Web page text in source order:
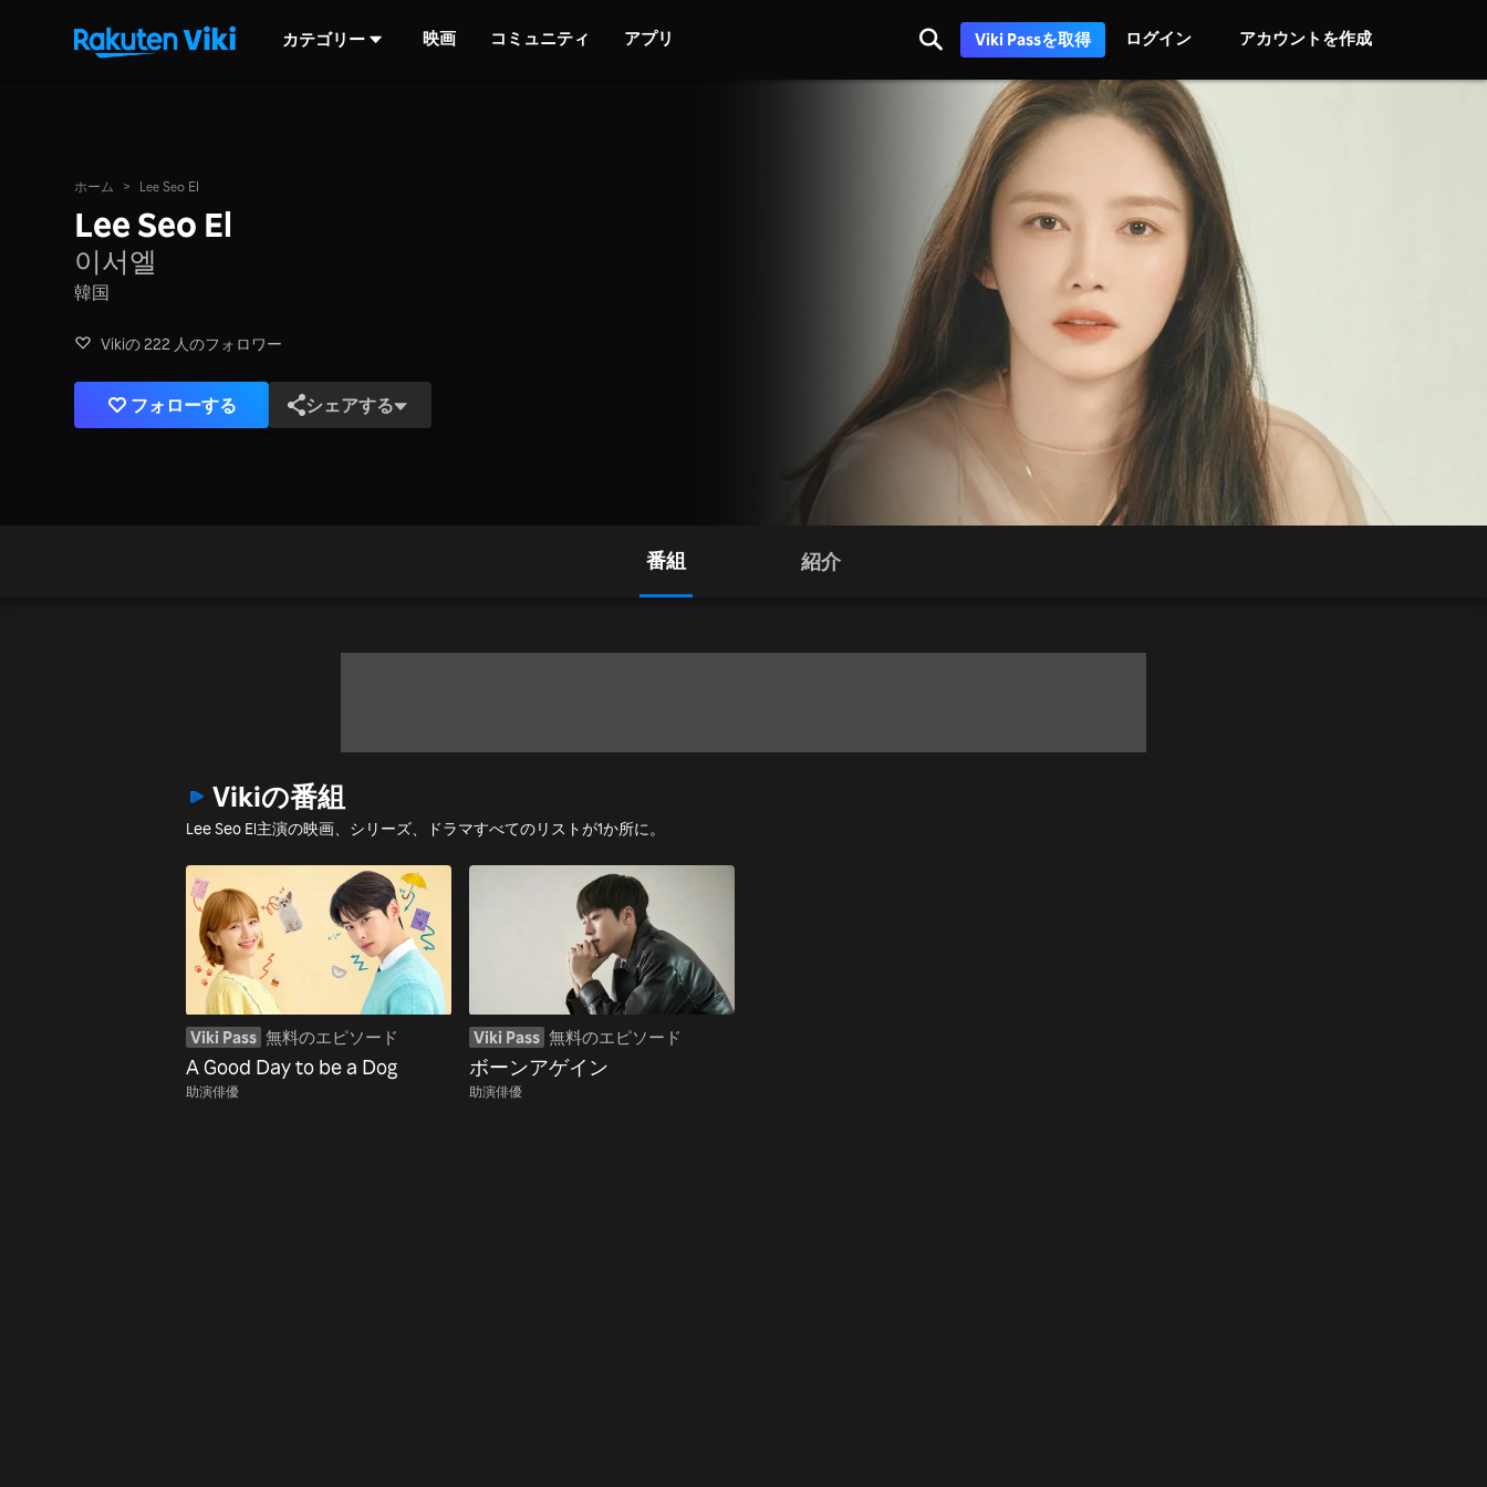
カテゴリー 映画 コミュニティ アプリ Viki Passを取得 ログイン アカウントを作成
ホーム > Lee Seo El
Lee Seo El
이서엘
韓国
Vikiの 222 人のフォロワー
フォローする シェアする
番組 紹介
Vikiの番組
Lee Seo El主演の映画、シリーズ、ドラマすべてのリストが1か所に。
Viki Pass 無料のエピソード
A Good Day to be a Dog
助演俳優
Viki Pass 無料のエピソード
ボーンアゲイン
助演俳優